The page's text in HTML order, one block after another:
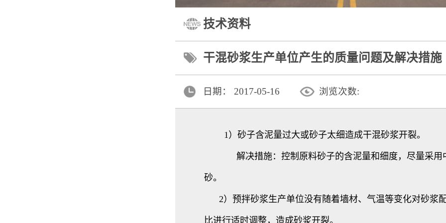
技术资料
干混砂浆生产单位产生的质量问题及解决措施
日期： 2017-05-16 浏览次数:
1）砂子含泥量过大或砂子太细造成干混砂浆开裂。
解决措施：控制原料砂子的含泥量和细度，尽量采用
砂。
2）预拌砂浆生产单位没有随着墙材、气温等变化对砂浆
比进行适时调整，造成砂浆开裂。